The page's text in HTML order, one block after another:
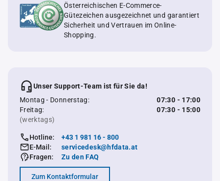
Österreichischen E-Commerce-
Gütezeichen ausgezeichnet und garantiert
Sicherheit und Vertrauen im Online-
Shopping.
Unser Support-Team ist für Sie da!
Montag - Donnerstag:
07:30 - 17:00
Freitag:
07:30 - 15:00
(werktags)
Hotline:
+43 1 981 16 - 800
E-Mail:
servicedesk@hfdata.at
Fragen:
Zu den FAQ
Zum Kontaktformular